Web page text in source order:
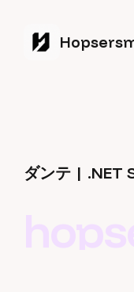
ダンテ |